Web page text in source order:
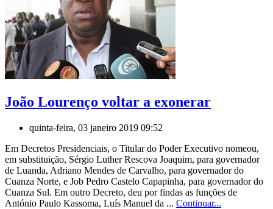
João Lourenço voltar a exonerar
quinta-feira, 03 janeiro 2019 09:52
Em Decretos Presidenciais, o Titular do Poder Executivo nomeou,
em substituição, Sérgio Luther Rescova Joaquim, para governador
de Luanda, Adriano Mendes de Carvalho, para governador do
Cuanza Norte, e Job Pedro Castelo Capapinha, para governador do
Cuanza Sul. Em outro Decreto, deu por findas as funções de
António Paulo Kassoma, Luís Manuel da ... Continuar...